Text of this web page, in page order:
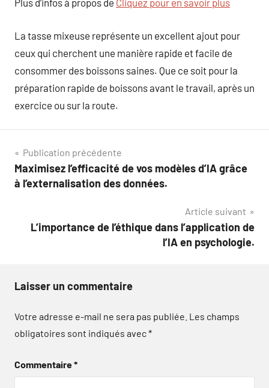
Plus d’infos à propos de Cliquez pour en savoir plus
La tasse mixeuse représente un excellent ajout pour
ceux qui cherchent une manière rapide et facile de
consommer des boissons saines. Que ce soit pour la
préparation rapide de boissons avant le travail, après un
exercice ou sur la route.
Navigation
de
Publication précédente
Maximisez l’efficacité de vos modèles d’IA grâce
à l’externalisation des données.
Article suivant
L’importance de l’éthique dans l’application de
l’IA en psychologie.
Laisser un commentaire
Votre adresse e-mail ne sera pas publiée. Les champs
obligatoires sont indiqués avec*
Commentaire*